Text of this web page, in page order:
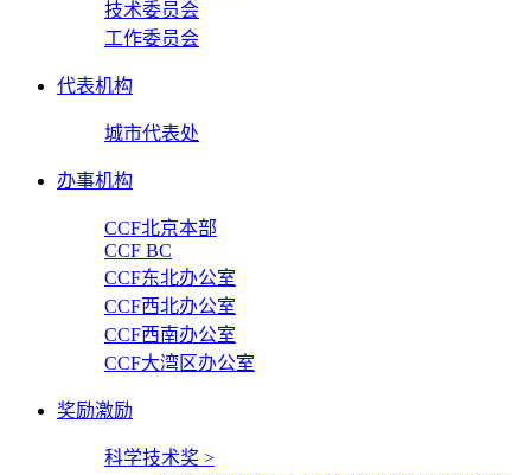
技术委员会
工作委员会
代表机构
城市代表处
办事机构
CCF北京本部
CCF BC
CCF东北办公室
CCF西北办公室
CCF西南办公室
CCF大湾区办公室
奖励激励
科学技术奖 >